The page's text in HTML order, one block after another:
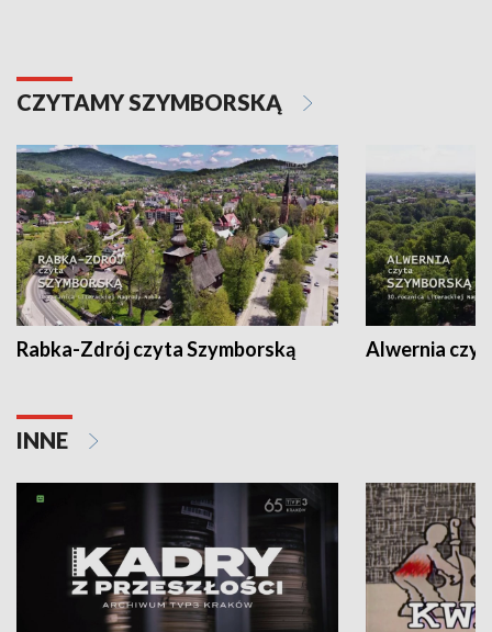
CZYTAMY SZYMBORSKĄ
Rabka-Zdrój czyta Szymborską Alwernia
INNE